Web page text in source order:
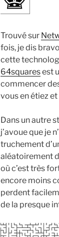
Trouvé sur
fois, je dis
cette
64squaresest
commencer
vous en étiez
Dans un autre
j’avoue que je
truchement
aléatoirement
où c’est très
encore moins
perdent
de la presque